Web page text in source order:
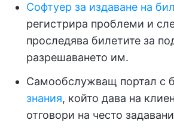
Софтуер за издаване на
регистрира проблеми и
проследява билетите за
разрешаването им.
Самообслужващ портал с
знания, който дава на
отговори на често